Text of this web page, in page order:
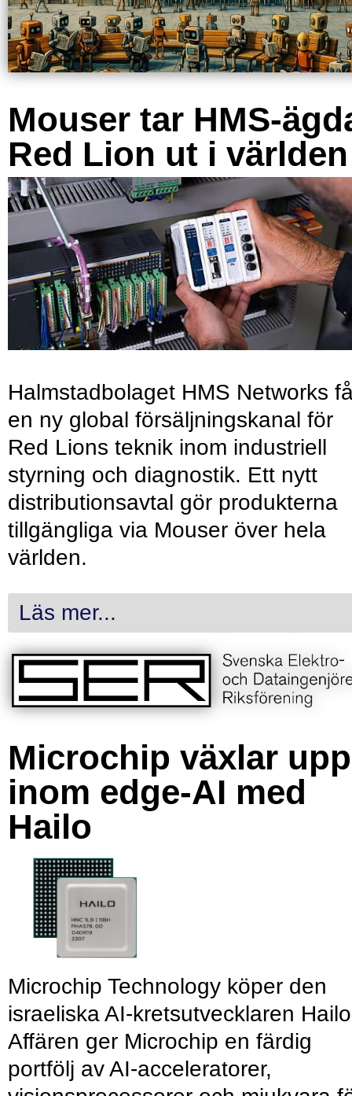
Mouser tar HMS-
Red Lion ut i världen
Halmstadbolaget HMS Networks
en ny global försäljningskanal för
Red Lions teknik inom industriell
styrning och diagnostik. Ett nytt
distributionsavtal gör produkterna
tillgängliga via Mouser över hela
världen.
Läs mer...
Microchip växlar upp
inom edge-AI med
Hailo
Microchip Technology köper den
israeliska AI-kretsutvecklaren
Affären ger Microchip en färdig
portfölj av AI-acceleratorer,